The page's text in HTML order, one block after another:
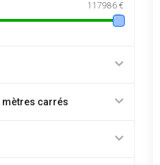
117986 €
mètres carrés